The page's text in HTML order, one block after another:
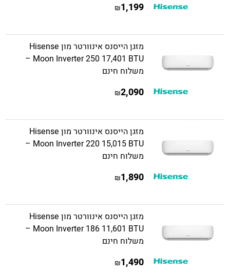
1,199
₪
מזגן הייסנס אינוורטר מון Hisense
Moon Inverter 250 17,401 BTU –
משלוח חינם
2,090
₪
מזגן הייסנס אינוורטר מון Hisense
Moon Inverter 220 15,015 BTU –
משלוח חינם
1,890
₪
מזגן הייסנס אינוורטר מון Hisense
Moon Inverter 186 11,601 BTU –
משלוח חינם
1,490
₪